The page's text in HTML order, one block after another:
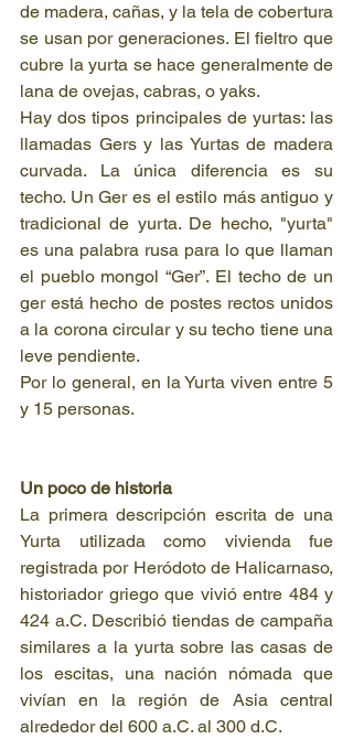
de madera, cañas, y la tela de cobertura
se usan por generaciones. El fieltro que
cubre la yurta se hace generalmente de
lana de ovejas, cabras, o yaks.
Hay dos tipos principales de yurtas: las
llamadas Gers y las Yurtas de madera
curvada. La única diferencia es su
techo. Un Ger es el estilo más antiguo y
tradicional de yurta. De hecho, "yurta"
es una palabra rusa para lo que llaman
el pueblo mongol “Ger”. El techo de un
ger está hecho de postes rectos unidos
a la corona circular y su techo tiene una
leve pendiente.
Por lo general, en la Yurta viven entre 5
y 15 personas.
Un poco de historia
La primera descripción escrita de una
Yurta utilizada como vivienda fue
registrada por Heródoto de Halicarnaso,
historiador griego que vivió entre 484 y
424 a.C. Describió tiendas de campaña
similares a la yurta sobre las casas de
los escitas, una nación nómada que
vivían en la región de Asia central
alrededor del 600 a.C. al 300 d.C.